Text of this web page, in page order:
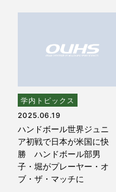
学内トピックス
2025.06.19
ハンドボール世界ジュニ
ア初戦で日本が米国に快
勝 ハンドボール部男
子・堀がプレーヤー・オ
ブ・ザ・マッチに